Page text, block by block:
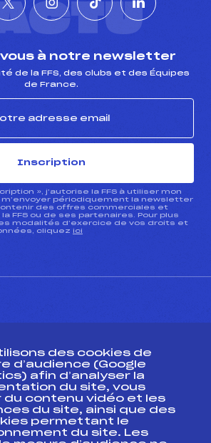
à notre newsletter
de la FFS, des clubs et des Équipes
de France.
Inscription
», j’autorise la FFS à utiliser mon
périodiquement la newsletter
des offres commerciales et
FFS ou de ses partenaires. Pour plus
modalités d’exercice de vos droits et
cliquez ici
fédéral
des cookies de
d’audience (Google
afin d’analyser la
du site, vous
du contenu vidéo et les
du site, ainsi que des
permettant le
du site. Les